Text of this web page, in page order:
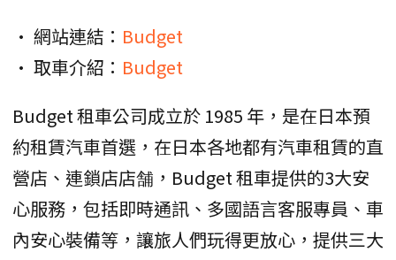
• 網站連結： Budget
• 取車介紹： Budget
Budget 租車公司成立於 1985 年，是在日本預
約租賃汽車首選，在日本各地都有汽車租賃的直
營店、連鎖店店舗，Budget 租車提供的3大安
心服務，包括即時通訊、多國語言客服專員、車
內安心裝備等，讓旅人們玩得更放心，提供三大